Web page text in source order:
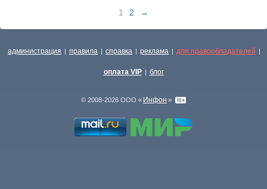
1 2 →
администрация | правила | справка | реклама | для правообладателей |
оплата VIP | блог
© 2008-2026 ООО « Инфон »